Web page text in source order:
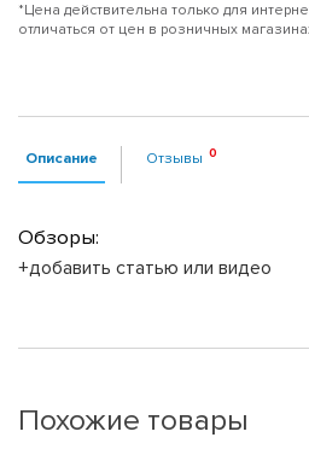
*Цена действительна только для
отличаться от цен в розничных
Описание Отзывы
Обзоры:
+добавить статью или видео
Похожие товары